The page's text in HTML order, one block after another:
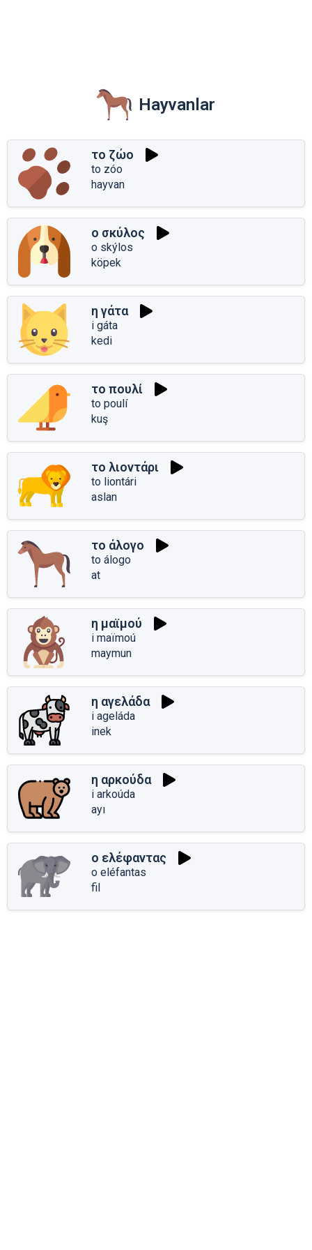
Hayvanlar
το ζώο
to zóo
hayvan
ο σκύλος
o skýlos
köpek
η γάτα
i gáta
kedi
το πουλί
to poulí
kuş
το λιοντάρι
to liontári
aslan
το άλογο
to álogo
at
η μαϊμού
i maïmoú
maymun
η αγελάδα
i ageláda
inek
η αρκούδα
i arkoúda
ayı
ο ελέφαντας
o eléfantas
fil